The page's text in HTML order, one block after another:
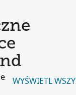
WYŚWIETL